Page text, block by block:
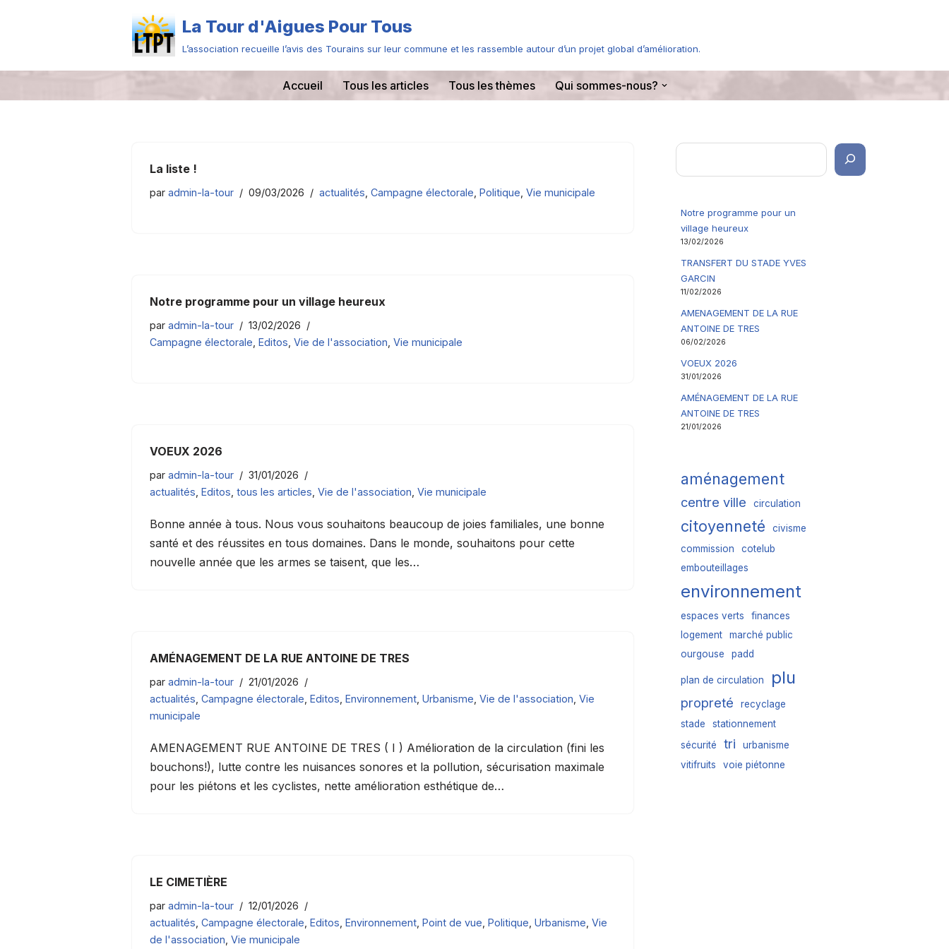
La Tour d'Aigues Pour Tous
L’association recueille l’avis des Tourains sur leur commune et les rassemble autour d’un projet global d’amélioration.
Accueil Tous les articles Tous les thèmes Qui sommes-nous?
La liste !
par admin-la-tour 09/03/2026 actualités Campagne électorale Politique Vie municipale
Notre programme pour un village heureux
par admin-la-tour
13/02/2026
Campagne électorale Editos Vie de l'association Vie municipale
VOEUX 2026
par admin-la-tour
31/01/2026
actualités Editos tous les articles Vie de l'association Vie municipale
Bonne année à tous. Nous vous souhaitons beaucoup de joies familiales, une bonne
santé et des réussites en tous domaines. Dans le monde, souhaitons pour cette
nouvelle année que les armes se taisent, que les…
AMÉNAGEMENT DE LA RUE ANTOINE DE TRES
par admin-la-tour
21/01/2026
actualités Campagne électorale Editos Environnement Urbanisme Vie de l'association Vie
municipale
AMENAGEMENT RUE ANTOINE DE TRES ( I ) Amélioration de la circulation (fini les
bouchons!), lutte contre les nuisances sonores et la pollution, sécurisation maximale
pour les piétons et les cyclistes, nette amélioration esthétique de…
LE CIMETIÈRE
par admin-la-tour
12/01/2026
actualités Campagne électorale Editos Environnement Point de vue Politique Urbanisme Vie
de l'association Vie municipale
Notre programme pour un
village heureux
13/02/2026
TRANSFERT DU STADE YVES
GARCIN
11/02/2026
AMENAGEMENT DE LA RUE
ANTOINE DE TRES
06/02/2026
VOEUX 2026
31/01/2026
AMÉNAGEMENT DE LA RUE
ANTOINE DE TRES
21/01/2026
aménagement
centre ville circulation
citoyenneté
civisme
commission
cotelub
embouteillages
environnement
espaces verts
finances
logement
marché public
ourgouse
padd
plan de circulation plu
propreté
recyclage
stade
stationnement
sécurité
tri
urbanisme
vitifruits
voie piétonne